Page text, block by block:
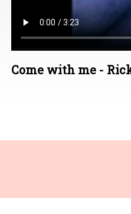
Come with me -